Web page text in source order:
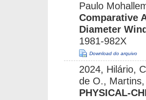
Paulo
Comparative
Diameter
1981-982X
Download do arquivo
2024, Hilário,
de O.,
PHYSICAL-